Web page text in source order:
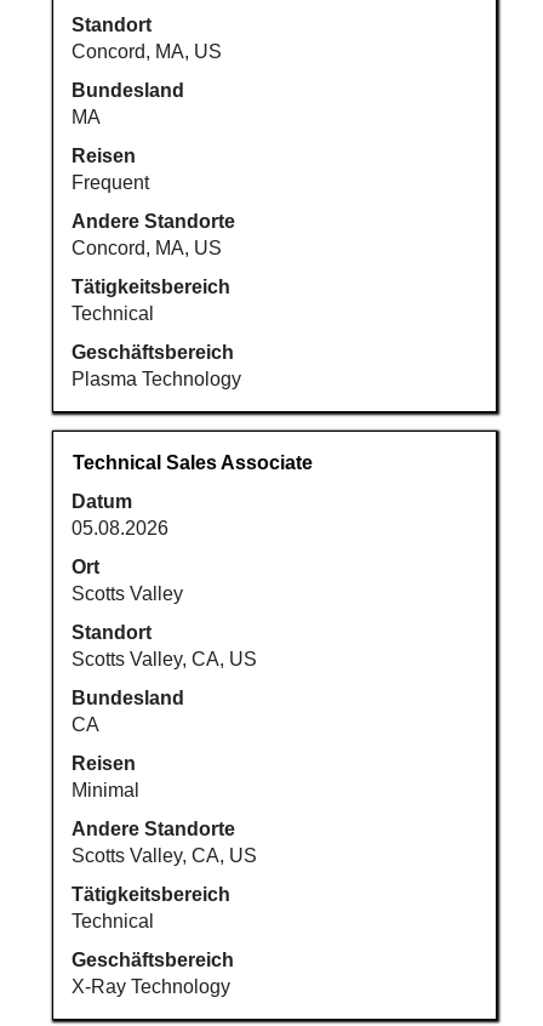
Standort
Concord, MA, US
Bundesland
MA
Reisen
Frequent
Andere Standorte
Concord, MA, US
Tätigkeitsbereich
Technical
Geschäftsbereich
Plasma Technology
Stelleninformationen
vollständig
anzuzeigen.
Stellenbezeichnung
Technical Sales Associate
Datum
05.08.2026
Ort
Scotts Valley
Standort
Scotts Valley, CA, US
Bundesland
CA
Reisen
Minimal
Andere Standorte
Scotts Valley, CA, US
Tätigkeitsbereich
Technical
Geschäftsbereich
X-Ray Technology
Drücken
Sie
die
Leertaste,
um
die
Stelleninformationen
vollständig
anzuzeigen.